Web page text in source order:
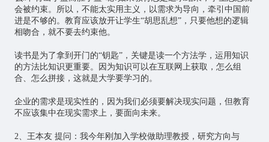
会被约束。所以，不能太实用主义，以需求为导向，牵引中国前
进是不够的。教育应该放开让学生“胡思乱想”，只要他想的逻辑
相吻合，就不要去约束他。
读书是为了拿到开门的“钥匙”，关键是读一个方法学，运用知识
的方法比知识更重要。因为知识可以在互联网上获取，怎么组
合、怎么拼接，这就是大学要学习的。
企业的需求是现实性的，因为我们必须要解决现实问题，但教育
不应该集中在现实需求上，要面向未来。
2、王本友 提问：我今年刚加入学校做助理教授，研究方向与